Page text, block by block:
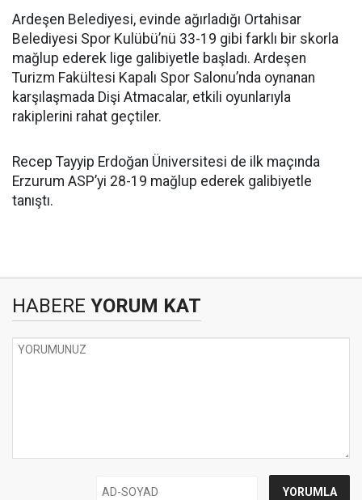
Ardeşen Belediyesi, evinde ağırladığı Ortahisar
Belediyesi Spor Kulübü’nü 33-19 gibi farklı bir skorla
mağlup ederek lige galibiyetle başladı. Ardeşen
Turizm Fakültesi Kapalı Spor Salonu’nda oynanan
karşılaşmada Dişi Atmacalar, etkili oyunlarıyla
rakiplerini rahat geçtiler.
Recep Tayyip Erdoğan Üniversitesi de ilk maçında
Erzurum ASP’yi 28-19 mağlup ederek galibiyetle
tanıştı.
HABERE YORUM KAT